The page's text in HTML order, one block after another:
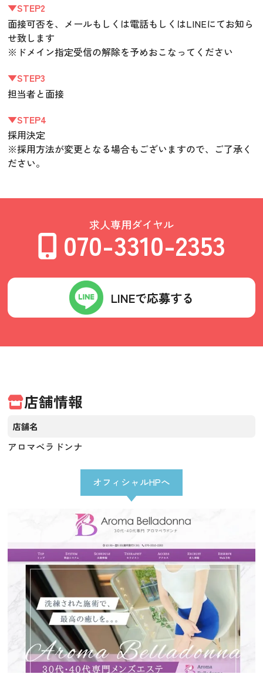
▼STEP2
面接可否を、メールもしくは電話もしくはLINEにてお知ら
せ致します
※ドメイン指定受信の解除を予めおこなってください
▼STEP3
担当者と面接
▼STEP4
採用決定
※採用方法が変更となる場合もございますので、ご了承く
ださい。
求人専用ダイヤル
070-3310-2353
LINEで応募する
店舗情報
店舗名
アロマベラドンナ
オフィシャルHPへ